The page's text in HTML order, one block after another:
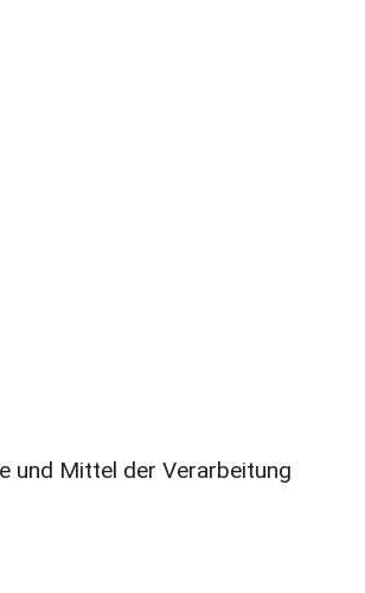
und Mittel der Verarbeitung